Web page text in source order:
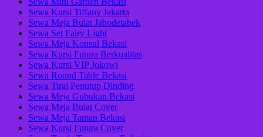
Sewa Kursi Tiffany Jakarta
Sewa Meja Bulat Jabodetabek
Sewa Set Fairy Light
Sewa Meja Konsul Bekasi
Sewa Kursi Futura Berkualitas
Sewa Kursi VIP Jokowi
Sewa Round Table Bekasi
Sewa Tirai Penutup Dinding
Sewa Meja Gubukan Bekasi
Sewa Meja Bulat Cover
Sewa Meja Taman Bekasi
Sewa Kursi Futura Cover